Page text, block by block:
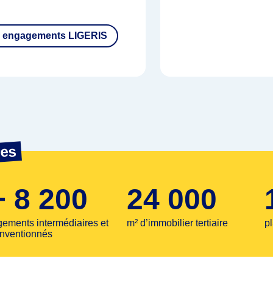
engagements LIGERIS
8 200
intermédiaires et
24 000
m² d’immobilier tertiaire